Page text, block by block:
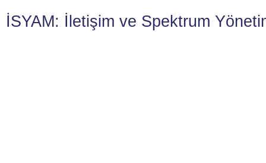
İSYAM: İletişim ve Spektrum